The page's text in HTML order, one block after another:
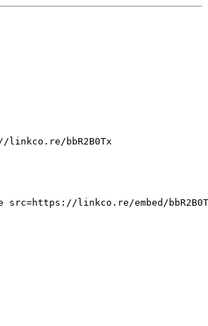
linkco.re/bbR2B0Tx
src=https://linkco.re/embed/